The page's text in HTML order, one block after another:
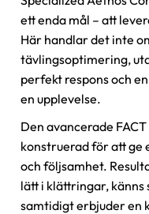
ett enda mål – att
Här handlar det inte
tävlingsoptimering,
perfekt respons och
en upplevelse.
Den avancerade
konstruerad för att ge
och följsamhet.
lätt i klättringar,
samtidigt erbjuder en